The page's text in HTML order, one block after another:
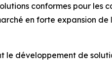
conformes pour les
en forte expansion de
développement de